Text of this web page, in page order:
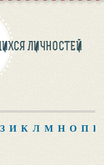
ЛИЧНОСТЕЙ
З И К Л М Н О П Р